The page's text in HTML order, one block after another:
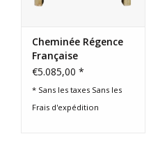
Cheminée Régence
Française
€5.085,00 *
* Sans les taxes Sans les
Frais d'expédition